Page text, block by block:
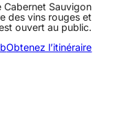
Cabernet Sauvigon
des vins rouges et
ouvert au public.
Obtenez l’itinéraire